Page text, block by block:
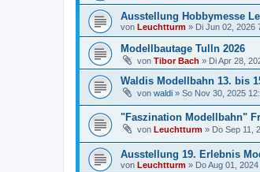
Ausstellung Hobbymesse
von Leuchtturm » Di Jun 02, 2026
Modellbautage Tulln 2026
von Tibor Bach » Di Apr 28,
Waldis Modellbahn 13. bis
von waldi » So Nov 30, 2025
"Faszination Modellbahn"
von Leuchtturm » Do Sep 11,
Ausstellung 19. Erlebnis
von Leuchtturm » Do Aug 01,